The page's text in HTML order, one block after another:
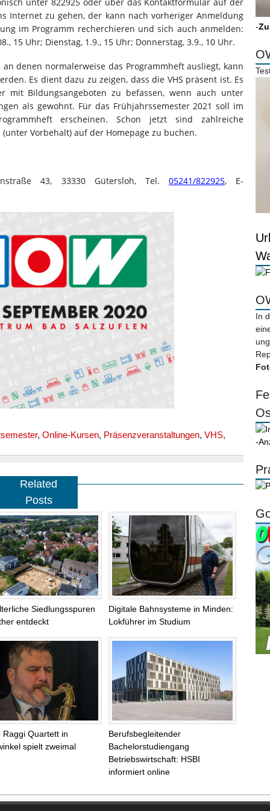
Internet zu gehen, der kann nach vorheriger Anmeldung
im Programm recherchieren und sich auch anmelden:
15 Uhr; Dienstag, 1.9., 15 Uhr; Donnerstag, 3.9., 10 Uhr.
denen normalerweise das Programmheft ausliegt, kann
Es dient dazu zu zeigen, dass die VHS präsent ist. Es
mit Bildungsangeboten zu befassen, wenn auch unter
als gewohnt. Für das Frühjahrssemester 2021 soll im
erscheinen. Schon jetzt sind zahlreiche
Vorbehalt) auf der Homepage zu buchen.
43, 33330 Gütersloh, Tel. 05241/822925, E-
, Online-Kursen, Präsenzveranstaltungen, VHS,
Related
Posts
Siedlungsspuren
entdeckt
Digitale Bahnsysteme in Minden:
Lokführer im Studium
Raggi Quartett in
spielt zweimal
Berufsbegleitender
Bachelorstudiengang
Betriebswirtschaft: HSBI
informiert online
-
In
-